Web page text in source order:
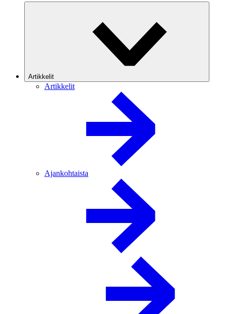
Artikkelit
Artikkelit
Ajankohtaista